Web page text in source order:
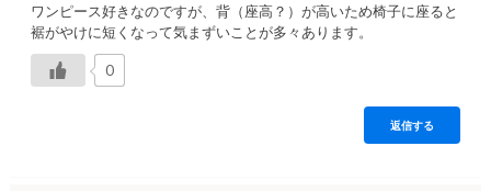
ワンピース好きなのですが、背（座高？）が高いため椅子に座ると
裾がやけに短くなって気まずいことが多々あります。
0
返信する